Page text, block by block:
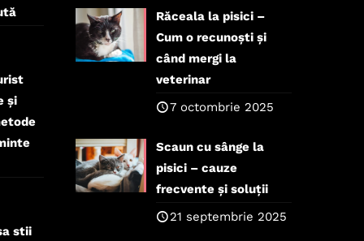
și
stii
Răceala la pisici –
Cum o recunoști și
când mergi la
veterinar
7 octombrie 2025
Scaun cu sânge la
pisici – cauze
frecvente și soluții
21 septembrie 2025